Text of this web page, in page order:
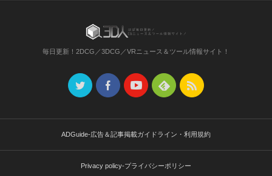
毎日更新！2DCG／3DCG／VRニュース＆ツール情報サイト！
ADGuide-広告＆記事掲載ガイドライン・利用規約
Privacy policy-プライバシーポリシー